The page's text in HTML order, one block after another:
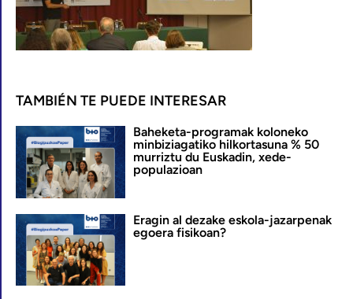
TAMBIÉN TE PUEDE INTERESAR
Baheketa-programak koloneko
minbiziagatiko hilkortasuna % 50
murriztu du Euskadin, xede-
populazioan
Eragin al dezake eskola-jazarpenak
egoera fisikoan?